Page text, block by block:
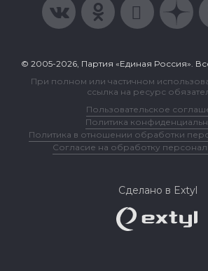
© 2005-2026, Партия «Единая Россия».
При полном или частичном
ссылка на ресурс
Пользовательское
Политика
Политика в отношении обработки
Согласие на обработку
Сделано в Extyl